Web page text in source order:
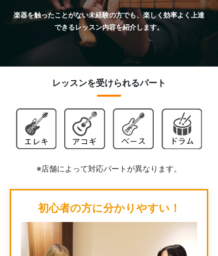
楽器を触ったことがない未経験の方でも、楽しく効率よく上達
できるレッスン内容を紹介します。
レッスンを受けられるパート
※店舗によって対応パートが異なります。
初心者の方に分かりやすい！